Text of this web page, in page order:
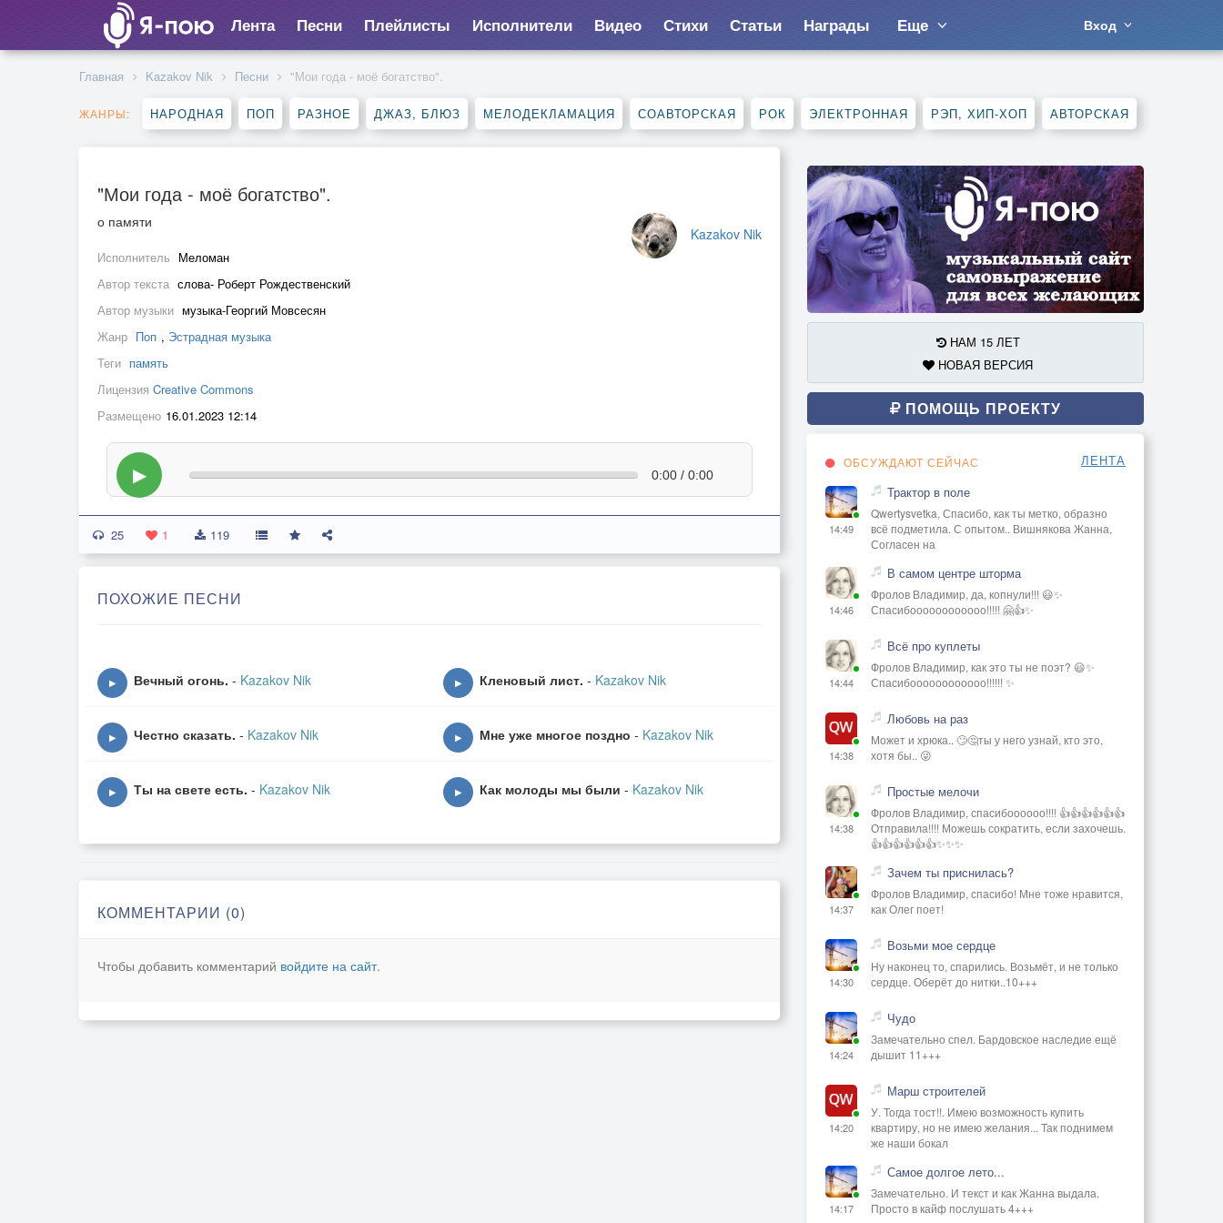
Лента Песни Плейлисты Исполнители Видео Стихи Статьи Награды Еще Вход
Главная Kazakov Nik Песни "Мои года - моё богатство".
ЖАНРЫ: НАРОДНАЯ ПОП РАЗНОЕ ДЖАЗ, БЛЮЗ МЕЛОДЕКЛАМАЦИЯ СОАВТОРСКАЯ РОК ЭЛЕКТРОННАЯ РЭП, ХИП-ХОП АВТОРСКАЯ
"Мои года - моё богатство".
Kazakov Nik
о памяти
Исполнитель Меломан
Автор текста слова- Роберт Рождественский
Автор музыки музыка-Георгий Мовсесян
Жанр Поп , Эстрадная музыка
Теги память
Лицензия Creative Commons
Размещено 16.01.2023 12:14
▶ 0:00 / 0:00
25 1 119
ПОХОЖИЕ ПЕСНИ
▶ Вечный огонь. - Kazakov Nik ▶ Кленовый лист. - Kazakov Nik
▶ Честно сказать. - Kazakov Nik ▶ Мне уже многое поздно - Kazakov Nik
▶ Ты на свете есть. - Kazakov Nik ▶ Как молоды мы были - Kazakov Nik
КОММЕНТАРИИ (0)
Чтобы добавить комментарий войдите на сайт.
НАМ 15 ЛЕТ
НОВАЯ ВЕРСИЯ
ПОМОЩЬ ПРОЕКТУ
ОБСУЖДАЮТ СЕЙЧАС ЛЕНТА
14:49
Трактор в поле
Qwertysvetka, Спасибо, как ты метко, образно
всё подметила. С опытом.. Вишнякова Жанна,
Согласен на
14:46
В самом центре шторма
Фролов Владимир, да, копнули!!! 😃✨
Спасибоооооооооооо!!!!! 🤗👍✨
14:44
Всё про куплеты
Фролов Владимир, как это ты не поэт? 😃✨
Спасибоооооооооооо!!!!!! ✨
14:38
Любовь на раз
Может и хрюка.. 🙄🤔ты у него узнай, кто это,
хотя бы.. 😜
14:38
Простые мелочи
Фролов Владимир, спасибоооооо!!!! 👍👍👍👍👍👍
Отправила!!!! Можешь сократить, если захочешь.
👍👍👍👍👍👍✨✨✨
14:37
Зачем ты приснилась?
Фролов Владимир, спасибо! Мне тоже нравится,
как Олег поет!
14:30
Возьми мое сердце
Ну наконец то, спарились. Возьмёт, и не только
сердце. Оберёт до нитки..10+++
14:24
Чудо
Замечательно спел. Бардовское наследие ещё
дышит 11+++
14:20
Марш строителей
У. Тогда тост!!. Имею возможность купить
квартиру, но не имею желания... Так поднимем
же наши бокал
14:17
Самое долгое лето...
Замечательно. И текст и как Жанна выдала.
Просто в кайф послушать 4+++